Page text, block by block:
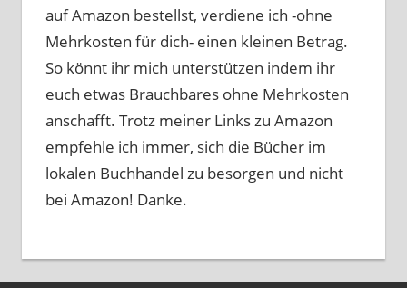
auf Amazon bestellst, verdiene ich -ohne
Mehrkosten für dich- einen kleinen Betrag.
So könnt ihr mich unterstützen indem ihr
euch etwas Brauchbares ohne Mehrkosten
anschafft. Trotz meiner Links zu Amazon
empfehle ich immer, sich die Bücher im
lokalen Buchhandel zu besorgen und nicht
bei Amazon! Danke.